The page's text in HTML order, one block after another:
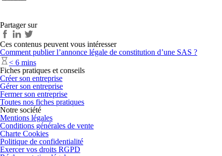
Partager sur
Ces contenus peuvent vous intéresser
Comment publier l’annonce légale de constitution d’une SAS ?
< 6 mins
Fiches pratiques et conseils
Créer son entreprise
Gérer son entreprise
Fermer son entreprise
Toutes nos fiches pratiques
Notre société
Mentions légales
Conditions générales de vente
Charte Cookies
Politique de confidentialité
Exercer vos droits RGPD